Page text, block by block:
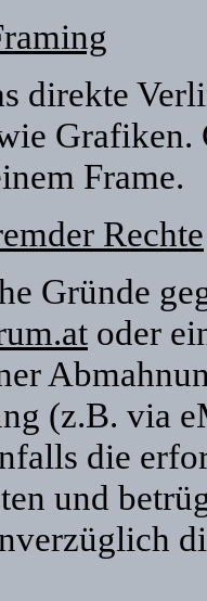
direkte
Grafiken.
Frame.
Rechte
Gründe
oder
(z.B. via
die
und